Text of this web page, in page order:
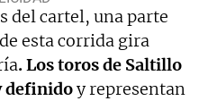
del cartel, una parte
esta corrida gira
. Los toros de Saltillo
definidoy representan